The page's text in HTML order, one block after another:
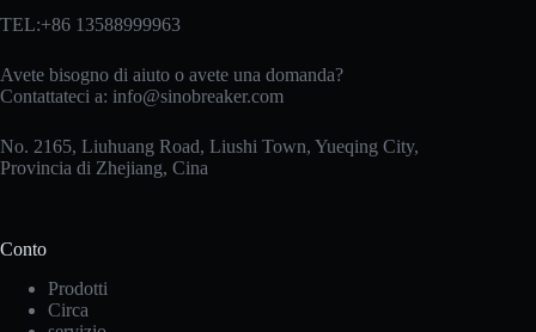
TEL:+86 13588999963
Avete bisogno di aiuto o avete una domanda?
Contattateci a: info@sinobreaker.com
No. 2165, Liuhuang Road, Liushi Town, Yueqing City,
Provincia di Zhejiang, Cina
Conto
Prodotti
Circa